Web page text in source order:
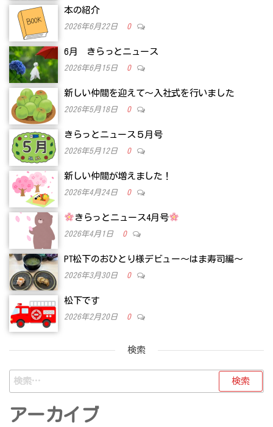
本の紹介
2026年6月22日 0
6月 きらっとニュース
2026年6月15日 0
新しい仲間を迎えて～入社式を行いました
2026年5月18日 0
きらっとニュース５月号
2026年5月12日 0
新しい仲間が増えました！
2026年4月24日 0
きらっとニュース4月号
2026年4月1日 0
PT松下のおひとり様デビュー～はま寿司編～
2026年3月30日 0
松下です
2026年2月20日 0
検索
検
索:
アーカイブ